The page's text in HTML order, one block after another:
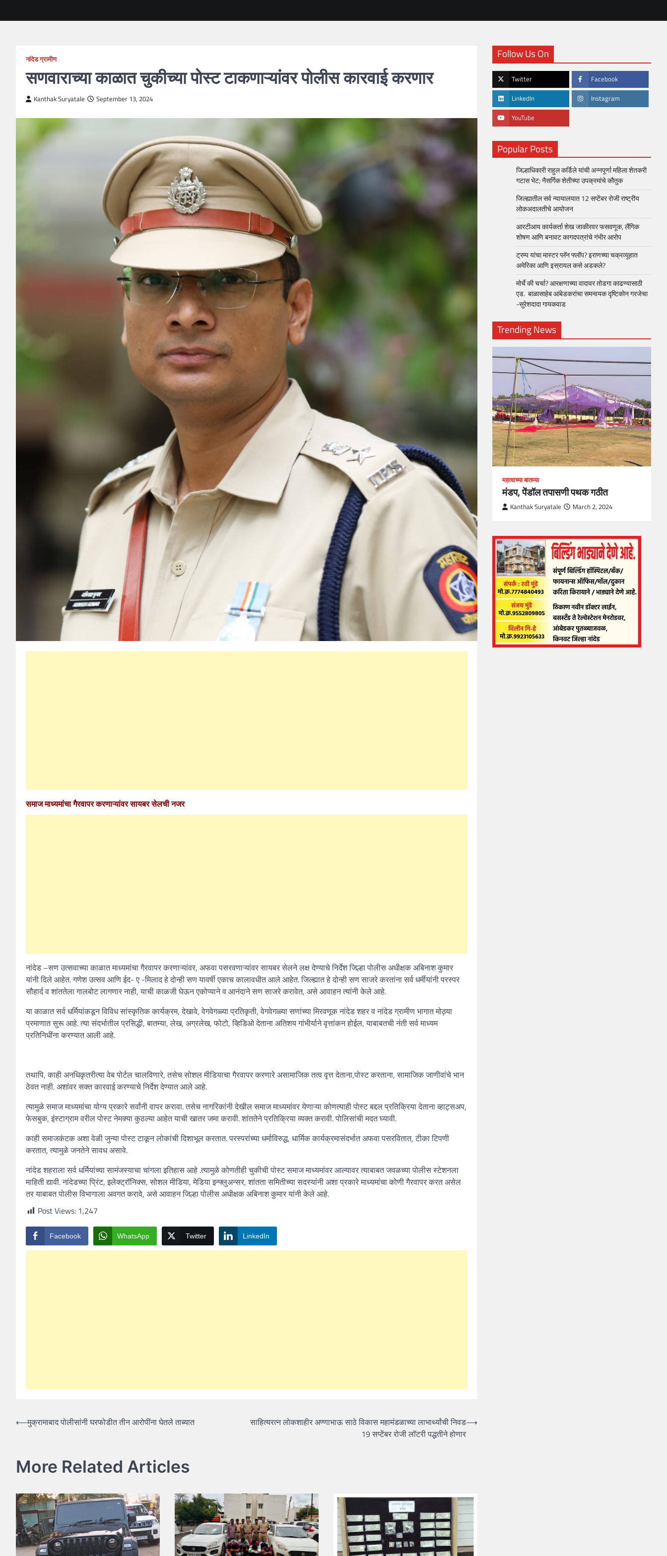
नांदेड ग्रामीण
सणवाराच्या काळात चुकीच्या पोस्ट टाकणाऱ्यांवर पोलीस कारवाई करणार
Kanthak Suryatale September 13, 2024
समाज माध्यमांचा गैरवापर करणाऱ्यांवर सायबर सेलची नजर
नांदेड –सण उत्सवाच्या काळात माध्यमांचा गैरवापर करणाऱ्यांवर, अफवा पसरवणाऱ्यांवर सायबर सेलने लक्ष देण्याचे निर्देश जिल्हा पोलीस अधीक्षक अबिनाश कुमार
यांनी दिले आहेत. गणेश उत्सव आणि ईद- ए -मिलाद हे दोन्ही सण यावर्षी एकाच कालावधीत आले आहेत. जिल्ह्यात हे दोन्ही सण साजरे करतांना सर्व धर्मीयांनी परस्पर
सौहार्द व शांततेला गालबोट लागणार नाही,याची काळजी घेऊन एकोप्याने व आनंदाने सण साजरे करावेत, असे आवाहन त्यांनी केले आहे.
या काळात सर्व धर्मियांकडून विविध सांस्कृतिक कार्यक्रम,देखावे,वेगवेगळ्या प्रतिकृती,वेगवेगळ्या सणांच्या मिरवणूक नांदेड शहर व नांदेड ग्रामीण भागात मोठ्या
प्रमाणात सुरू आहे. त्या संदर्भातील प्रसिद्धी,बातम्या,लेख, अग्रलेख,फोटो,व्हिडिओ देताना अतिशय गांभीर्याने वृत्तांकन होईल,याबाबतची नंती सर्व माध्यम
प्रतिनिधींना करण्यात आली आहे.
तथापि,काही अनधिकृतरीत्या वेब पोर्टल चालविणारे,तसेच सोशल मीडियाचा गैरवापर करणारे असामाजिक तत्व वृत्त देताना,पोस्ट करताना,सामाजिक जाणीवांचे भान
ठेवत नाही. अशांवर सक्त कारवाई करण्याचे निर्देश देण्यात आले आहे.
त्यामुळे समाज माध्यमांचा योग्य प्रकारे सर्वांनी वापर करावा. तसेच नागरिकांनी देखील समाज माध्यमांवर येणाऱ्या कोणत्याही पोस्ट बद्दल प्रतिक्रिया देताना व्हाट्सअप,
फेसबुक,इंस्टाग्राम वरील पोस्ट नेमक्या कुठल्या आहेत याची खातर जमा करावी. शांततेने प्रतिक्रिया व्यक्त करावी. पोलिसांची मदत घ्यावी.
काही समाजकंटक अशा वेळी जुन्या पोस्ट टाकून लोकांची दिशाभूल करतात. परस्परांच्या धर्माविरुद्ध, धार्मिक कार्यक्रमासंदर्भात अफवा पसरवितात,टीका टिपणी
करतात,त्यामुळे जनतेने सावध असावे.
नांदेड शहराला सर्व धर्मियांच्या सामंजस्याचा चांगला इतिहास आहे .त्यामुळे कोणतीही चुकीची पोस्ट समाज माध्यमांवर आल्यावर त्याबाबत जवळच्या पोलीस स्टेशनला
माहिती द्यावी. नांदेडच्या प्रिंट,इलेक्ट्रॉनिक्स,सोशल मीडिया,मेडिया इन्फ्लुअन्सर,शांतता समितीच्या सदस्यांनी अशा प्रकारे माध्यमांचा कोणी गैरवापर करत असेल
तर याबाबत पोलीस विभागाला अवगत करावे, असे आवाहन जिल्हा पोलीस अधीक्षक अबिनाश कुमार यांनी केले आहे.
Post Views: 1,247
Facebook WhatsApp Twitter LinkedIn
Post
⟵मुक्रामाबाद पोलीसांनी घरफोडीत तीन आरोपींना घेतले ताब्यात
साहित्यरत्न लोकशाहीर अण्णाभाऊ साठे विकास महामंडळाच्या लाभार्थ्यांची निवड
19 सप्टेंबर रोजी लॉटरी पद्धतीने होणार
⟶
More Related Articles
Follow Us On
Twitter Facebook
LinkedIn Instagram
YouTube
Popular Posts
जिल्हाधिकारी राहुल कर्डिले यांची अन्नपूर्णा महिला शेतकरी
गटास भेट; नैसर्गिक शेतीच्या उपक्रमांचे कौतुक
जिल्ह्यातील सर्व न्यायालयात 12 सप्टेंबर रोजी राष्ट्रीय
लोकअदालतीचे आयोजन
आरटीआय कार्यकर्ता शेख जाकीरवर फसवणूक, लैंगिक
शोषण आणि बनावट कागदपत्रांचे गंभीर आरोप
ट्रम्प यांचा मास्टर प्लॅन फ्लॉप? इराणच्या चक्रव्यूहात
अमेरिका आणि इस्रायल कसे अडकले?
मोर्चे की चर्चा? आरक्षणाच्या वादावर तोडगा काढण्यासाठी
एड. बाळासाहेब आंबेडकरांचा समन्वयक दृष्टिकोन गरजेचा
-सुरेशदादा गायकवाड
Trending News
How to Become One, Salary, Skills
महत्वाच्या बातम्या
मंडप, पेंडॉल तपासणी पथक गठीत
Kanthak Suryatale March 2, 2024